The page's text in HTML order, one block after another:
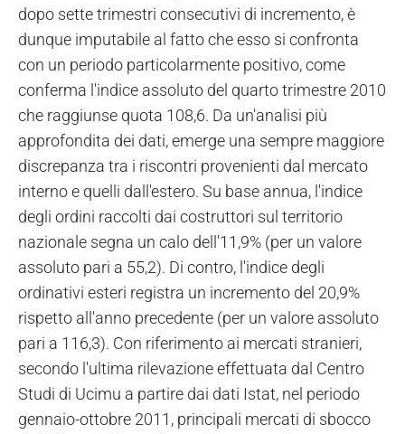
dopo sette trimestri consecutivi di incremento, è
dunque imputabile al fatto che esso si confronta
con un periodo particolarmente positivo, come
conferma l'indice assoluto del quarto trimestre 2010
che raggiunse quota 108,6. Da un'analisi più
approfondita dei dati, emerge una sempre maggiore
discrepanza tra i riscontri provenienti dal mercato
interno e quelli dall'estero. Su base annua, l'indice
degli ordini raccolti dai costruttori sul territorio
nazionale segna un calo dell'11,9% (per un valore
assoluto pari a 55,2). Di contro, l'indice degli
ordinativi esteri registra un incremento del 20,9%
rispetto all'anno precedente (per un valore assoluto
pari a 116,3). Con riferimento ai mercati stranieri,
secondo l'ultima rilevazione effettuata dal Centro
Studi di Ucimu a partire dai dati Istat, nel periodo
gennaio-ottobre 2011, principali mercati di sbocco